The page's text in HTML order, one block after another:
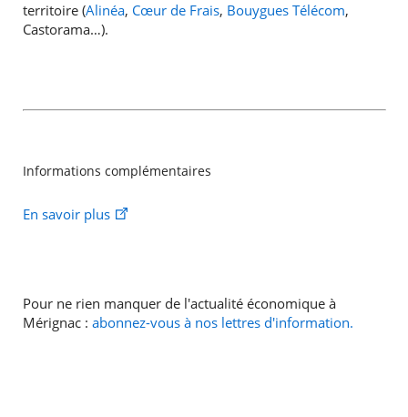
territoire (Alinéa, Cœur de Frais, Bouygues Télécom,
Castorama…).
Informations complémentaires
En savoir plus
Pour ne rien manquer de l'actualité économique à
Mérignac : abonnez-vous à nos lettres d'information.